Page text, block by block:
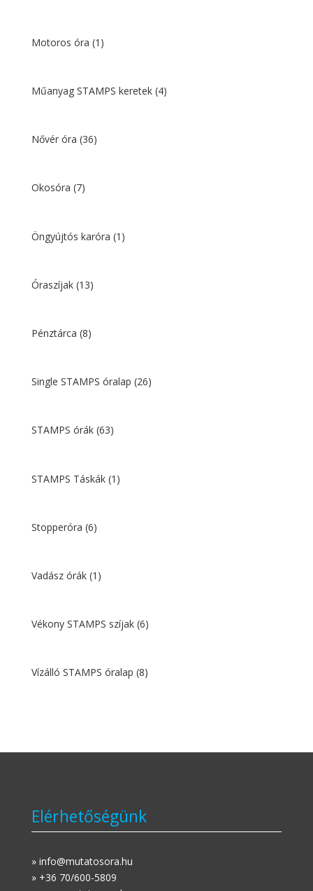
Motoros óra (1)
Műanyag STAMPS keretek (4)
Nővér óra (36)
Okosóra (7)
Öngyújtós karóra (1)
Óraszíjak (13)
Pénztárca (8)
Single STAMPS óralap (26)
STAMPS órák (63)
STAMPS Táskák (1)
Stopperóra (6)
Vadász órák (1)
Vékony STAMPS szíjak (6)
Vízálló STAMPS óralap (8)
Elérhetőségünk
» info@mutatosora.hu
» +36 70/600-5809